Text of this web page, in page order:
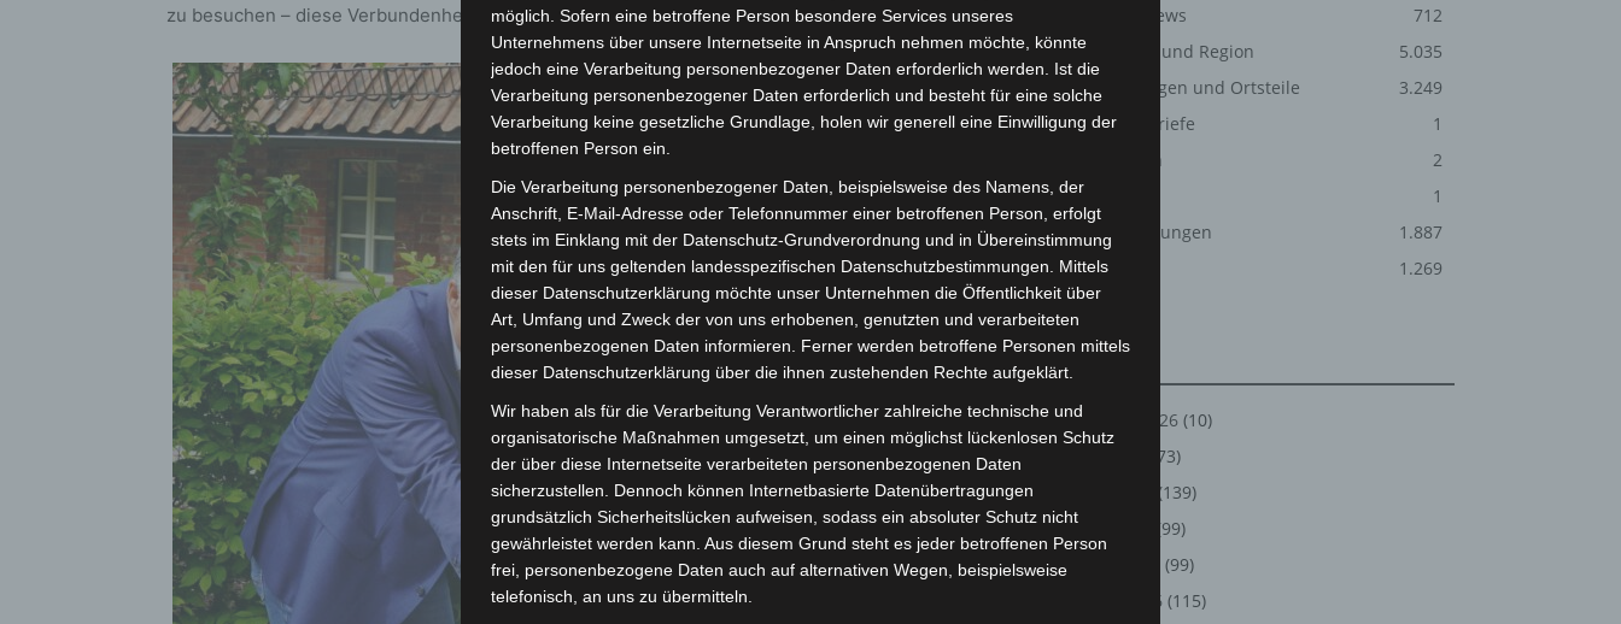
zu besuchen – diese Verbundenheit macht uns sehr stolz“, so Casdorff.
Corona-News
712
Hannover und Region
5.035
Langenhagen und Ortsteile
3.249
Leserbriefe
1
Menschen
2
Über uns
1
Veranstaltungen
1.887
Welt
1.269
August 2026 (10)
(73)
(139)
(99)
(99)
März 2026 (115)
möglich. Sofern eine betroffene Person besondere Services unseres
Unternehmens über unsere Internetseite in Anspruch nehmen möchte, könnte
jedoch eine Verarbeitung personenbezogener Daten erforderlich werden. Ist die
Verarbeitung personenbezogener Daten erforderlich und besteht für eine solche
Verarbeitung keine gesetzliche Grundlage, holen wir generell eine Einwilligung der
betroffenen Person ein.
Die Verarbeitung personenbezogener Daten, beispielsweise des Namens, der
Anschrift, E-Mail-Adresse oder Telefonnummer einer betroffenen Person, erfolgt
stets im Einklang mit der Datenschutz-Grundverordnung und in Übereinstimmung
mit den für uns geltenden landesspezifischen Datenschutzbestimmungen. Mittels
dieser Datenschutzerklärung möchte unser Unternehmen die Öffentlichkeit über
Art, Umfang und Zweck der von uns erhobenen, genutzten und verarbeiteten
personenbezogenen Daten informieren. Ferner werden betroffene Personen mittels
dieser Datenschutzerklärung über die ihnen zustehenden Rechte aufgeklärt.
Wir haben als für die Verarbeitung Verantwortlicher zahlreiche technische und
organisatorische Maßnahmen umgesetzt, um einen möglichst lückenlosen Schutz
der über diese Internetseite verarbeiteten personenbezogenen Daten
sicherzustellen. Dennoch können Internetbasierte Datenübertragungen
grundsätzlich Sicherheitslücken aufweisen, sodass ein absoluter Schutz nicht
gewährleistet werden kann. Aus diesem Grund steht es jeder betroffenen Person
frei, personenbezogene Daten auch auf alternativen Wegen, beispielsweise
telefonisch, an uns zu übermitteln.